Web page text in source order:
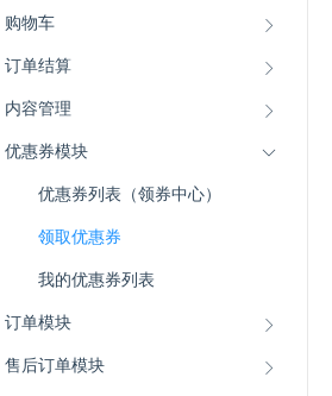
购物车
订单结算
内容管理
优惠券模块
优惠券列表（领券中心）
领取优惠券
我的优惠券列表
订单模块
售后订单模块